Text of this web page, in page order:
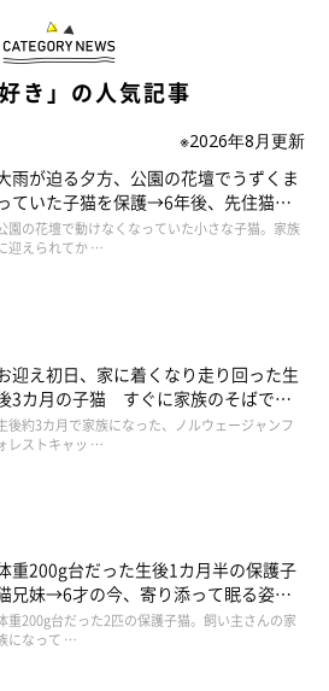
ない」
・・クッションが・・・ない・・・」
！！今日はこっちで寝ないのかなと思
好き」の人気記事
※2026年8月更新
雨が迫る夕方、公園の花壇でうずくま
ていた子猫を保護→6年後、先住猫
“姉妹”のような関係に
園の花壇で動けなくなっていた小さな子猫。家族
迎えられてか …
迎え初日、家に着くなり走り回った生
3カ月の子猫 すぐに家族のそばで落
着く姿に「迎えてよかった」
後約3カ月で家族になった、ノルウェージャンフ
レストキャッ …
重200g台だった生後1カ月半の保護子
兄妹→6才の今、寄り添って眠る姿に
っこり！
重200g台だった2匹の保護子猫。飼い主さんの家
になって …